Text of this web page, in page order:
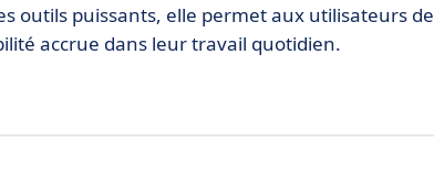
outils puissants, elle permet aux utilisateurs de
accrue dans leur travail quotidien.